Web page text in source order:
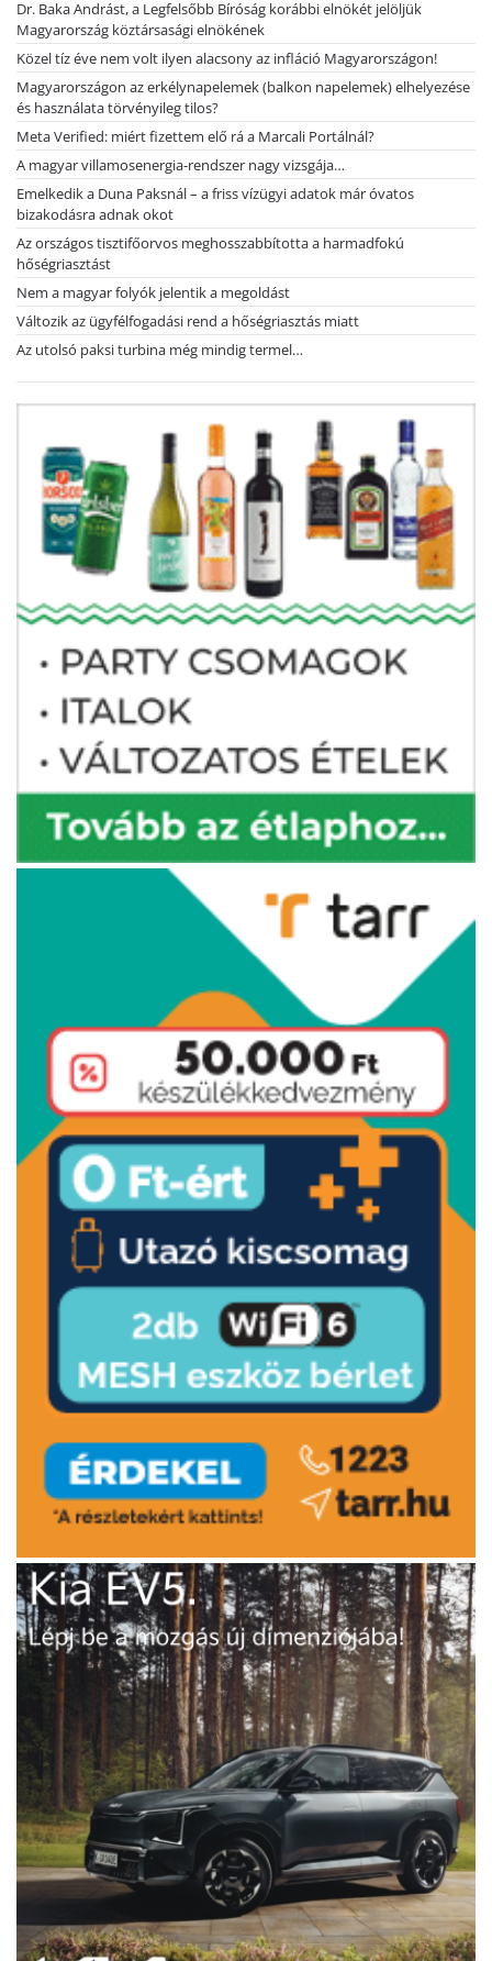
Dr. Baka Andrást, a Legfelsőbb Bíróság korábbi elnökét jelöljük
Magyarország köztársasági elnökének
Közel tíz éve nem volt ilyen alacsony az infláció Magyarországon!
Magyarországon az erkélynapelemek (balkon napelemek) elhelyezése
és használata törvényileg tilos?
Meta Verified: miért fizettem elő rá a Marcali Portálnál?
A magyar villamosenergia-rendszer nagy vizsgája…
Emelkedik a Duna Paksnál – a friss vízügyi adatok már óvatos
bizakodásra adnak okot
Az országos tisztifőorvos meghosszabbította a harmadfokú
hőségriasztást
Nem a magyar folyók jelentik a megoldást
Változik az ügyfélfogadási rend a hőségriasztás miatt
Az utolsó paksi turbina még mindig termel…